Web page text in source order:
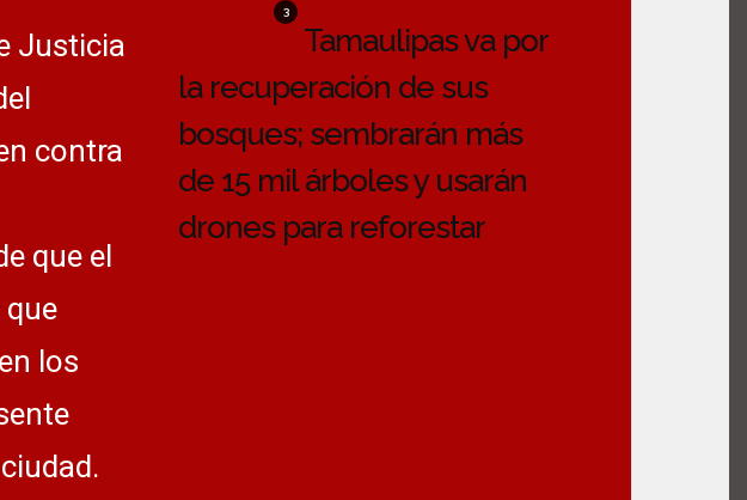
Justicia
contra
que el
los
3
Tamaulipas va por
la recuperación de sus
bosques; sembrarán más
de 15 mil árboles y usarán
drones para reforestar